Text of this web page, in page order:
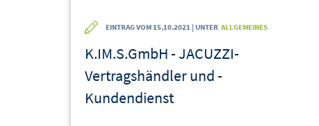
EINTRAG VOM 15.10.2021 | UNTER ALLGEMEINES
K.IM.S.GmbH - JACUZZI-
Vertragshändler und -
Kundendienst